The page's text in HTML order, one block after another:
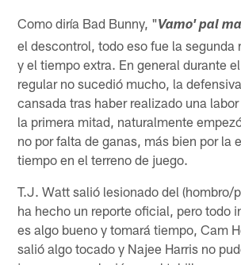
Como diría Bad Bunny, "Vamo' pal
el descontrol, todo eso fue la segunda
y el tiempo extra. En general durante
regular no sucedió mucho, la
cansada tras haber realizado una
la primera mitad, naturalmente
no por falta de ganas, más bien por la
tiempo en el terreno de juego.
T.J. Watt salió lesionado del (hombro/
ha hecho un reporte oficial, pero todo
es algo bueno y tomará tiempo, Cam
salió algo tocado y Najee Harris no